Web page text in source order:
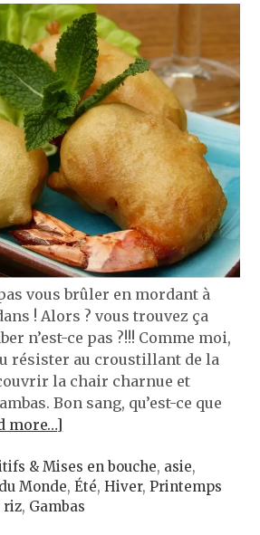
vous brûler en mordant à
! Alors ? vous trouvez ça
n’est-ce pas ?!!! Comme moi,
résister au croustillant de la
la chair charnue et
Bon sang, qu’est-ce que
more…]
& Mises en bouche, asie,
Monde,Été,Hiver,Printemps
riz, Gambas